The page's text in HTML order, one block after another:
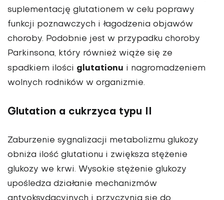
suplementację glutationem w celu poprawy
funkcji poznawczych i łagodzenia objawów
choroby. Podobnie jest w przypadku choroby
Parkinsona, który również wiąże się ze
spadkiem ilości glutationu i nagromadzeniem
wolnych rodników w organizmie.
Glutation a cukrzyca typu II
Zaburzenie sygnalizacji metabolizmu glukozy
obniża ilość glutationu i zwiększa stężenie
glukozy we krwi. Wysokie stężenie glukozy
upośledza działanie mechanizmów